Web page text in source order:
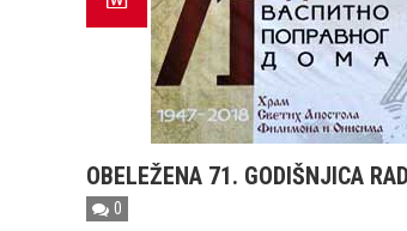
OBELEŽENA 71. GODIŠNJICA
0